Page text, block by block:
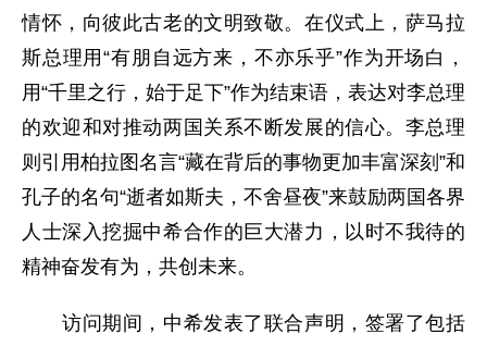
情怀，向彼此古老的文明致敬。在仪式上，萨马拉
斯总理用“有朋自远方来，不亦乐乎”作为开场白，
用“千里之行，始于足下”作为结束语，表达对李总理
的欢迎和对推动两国关系不断发展的信心。李总理
则引用柏拉图名言“藏在背后的事物更加丰富深刻”和
孔子的名句“逝者如斯夫，不舍昼夜”来鼓励两国各界
人士深入挖掘中希合作的巨大潜力，以时不我待的
精神奋发有为，共创未来。
访问期间，中希发表了联合声明，签署了包括